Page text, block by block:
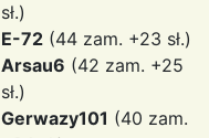
sł.)
E-72 (44 zam. +23 sł.)
Arsau6 (42 zam. +25
sł.)
Gerwazy101 (40 zam.